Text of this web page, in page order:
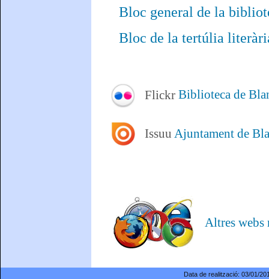
Bloc general de la
Bloc de la tertúlia
Flickr Biblioteca de
Issuu Ajuntament de
Altres
Data de realització: 03/01/